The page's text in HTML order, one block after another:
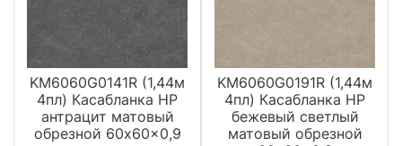
KM6060G0141R (1,44м
4пл) Касабланка HP
антрацит матовый
обрезной 60x60x0,9
KM6060G0191R (1,44м
4пл) Касабланка HP
бежевый светлый
матовый обрезной